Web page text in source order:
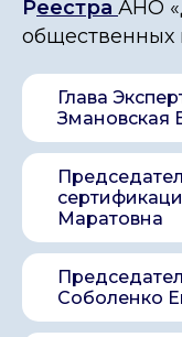
Реестра АНО
общественных
Глава
Змановская
Маратовна
Соболенко